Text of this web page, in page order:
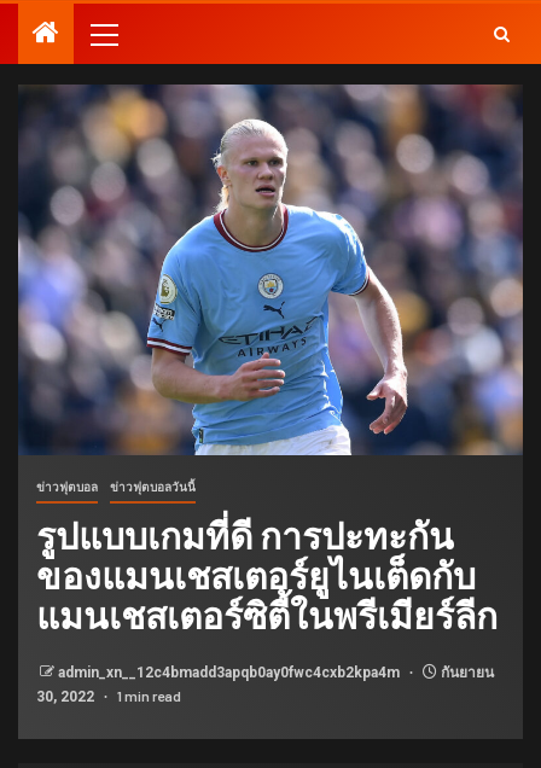
ข่าวฟุตบอล ข่าวฟุตบอลวันนี้
รูปแบบเกมที่ดี การปะทะกัน
ของแมนเชสเตอร์ยูไนเต็ดกับ
แมนเชสเตอร์ซิตี้ในพรีเมียร์ลีก
admin_xn__12c4bmadd3apqb0ay0fwc4cxb2kpa4m
กันยายน
30, 2022
1 min read